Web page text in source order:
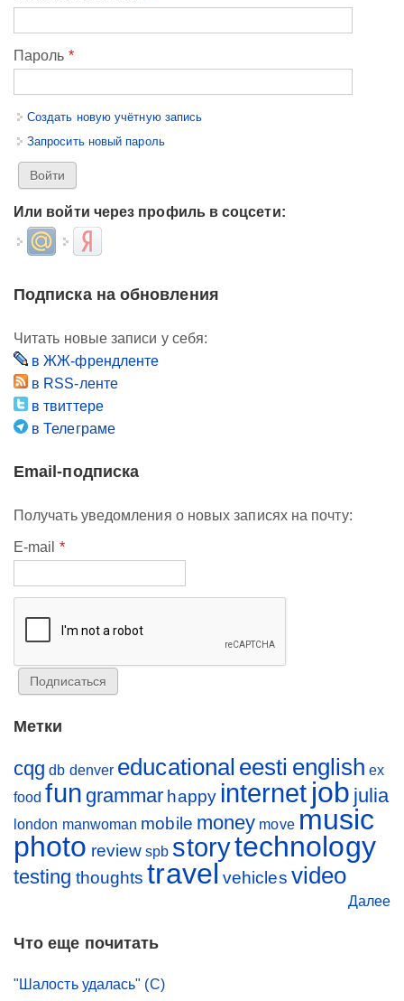
Пароль *
Создать новую учётную запись
Запросить новый пароль
Или войти через профиль в соцсети:
Login with Mail.ruLogin with Яндекс
Подписка на обновления
Читать новые записи у себя:
в ЖЖ-френдленте
в RSS-ленте
в твиттере
в Телеграме
Email-подписка
Получать уведомления о новых записях на почту:
E-mail *
Метки
cqg db denver educational eesti english ex
food fun grammar happy internet job julia
london manwoman mobile money move music
photo review spb storytechnology
testing thoughts travel vehicles video
Далее
Что еще почитать
"Шалость удалась" (С)